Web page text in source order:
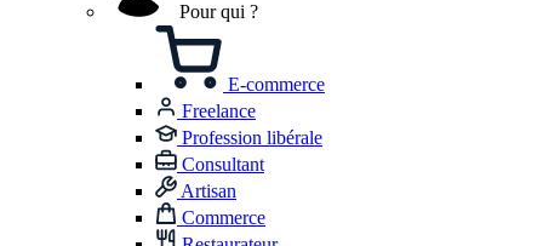
Pour qui ?
E-commerce
Freelance
Profession libérale
Consultant
Artisan
Commerce